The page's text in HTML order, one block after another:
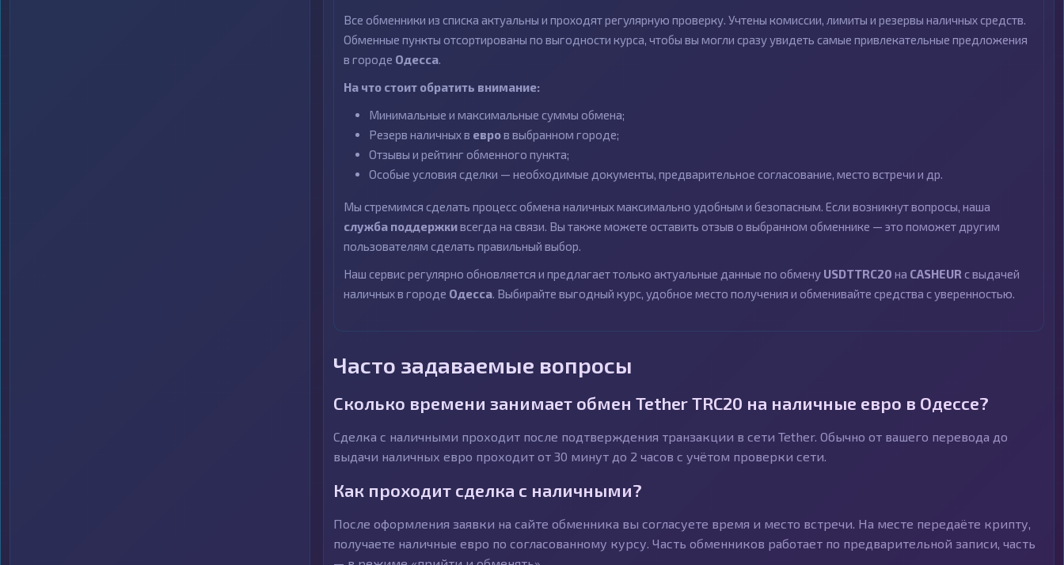
Все обменники из списка актуальны и проходят регулярную проверку. Учтены комиссии, лимиты и резервы наличных средств.
Обменные пункты отсортированы по выгодности курса, чтобы вы могли сразу увидеть самые привлекательные предложения
в городе Одесса.
На что стоит обратить внимание:
Минимальные и максимальные суммы обмена;
Резерв наличных в евров выбранном городе;
Отзывы и рейтинг обменного пункта;
Особые условия сделки — необходимые документы, предварительное согласование, место встречи и др.
Мы стремимся сделать процесс обмена наличных максимально удобным и безопасным. Если возникнут вопросы, наша
служба поддержкивсегда на связи. Вы также можете оставить отзыв о выбранном обменнике — это поможет другим
пользователям сделать правильный выбор.
Наш сервис регулярно обновляется и предлагает только актуальные данные по обмену USDTTRC20 на CASHEUR с выдачей
наличных в городе Одесса. Выбирайте выгодный курс, удобное место получения и обменивайте средства с уверенностью.
Часто задаваемые вопросы
Сколько времени занимает обмен Tether TRC20 на наличные евро в Одессе?
Сделка с наличными проходит после подтверждения транзакции в сети Tether. Обычно от вашего перевода до
выдачи наличных евро проходит от 30 минут до 2 часов с учётом проверки сети.
Как проходит сделка с наличными?
После оформления заявки на сайте обменника вы согласуете время и место встречи. На месте передаёте крипту,
получаете наличные евро по согласованному курсу. Часть обменников работает по предварительной записи, часть